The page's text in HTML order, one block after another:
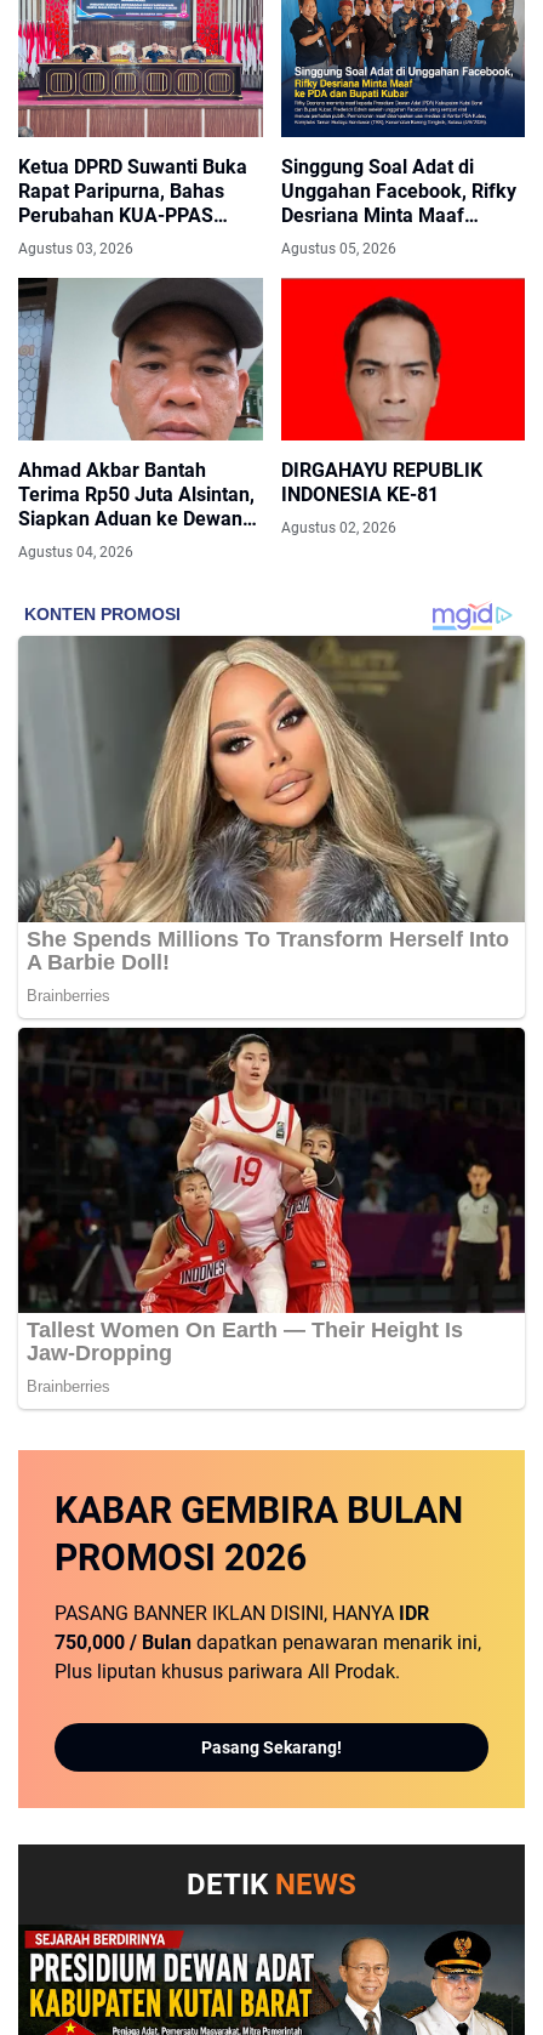
Ketua DPRD Suwanti Buka
Rapat Paripurna, Bahas
Perubahan KUA-PPAS
APBD 2026 Kotabaru
Agustus 03, 2026
Singgung Soal Adat di
Unggahan Facebook, Rifky
Desriana Minta Maaf
kepada PDA dan Bupati
Kubar
Agustus 05, 2026
Ahmad Akbar Bantah
Terima Rp50 Juta Alsintan,
Siapkan Aduan ke Dewan
Pers
Agustus 04, 2026
DIRGAHAYU REPUBLIK
INDONESIA KE-81
Agustus 02, 2026
KABAR GEMBIRA BULAN
PROMOSI 2026
PASANG BANNER IKLAN DISINI, HANYA
IDR
750,000 / Bulan dapatkan penawaran menarik ini,
Plus liputan khusus pariwara All Prodak.
Pasang Sekarang!
DETIK NEWS